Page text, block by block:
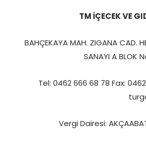
TM İÇECEK VE
BAHÇEKAYA MAH. ZIGANA CAD.
SANAYI A BLOK
Tel: 0462 666 68 78 Fax:
Vergi Dairesi: